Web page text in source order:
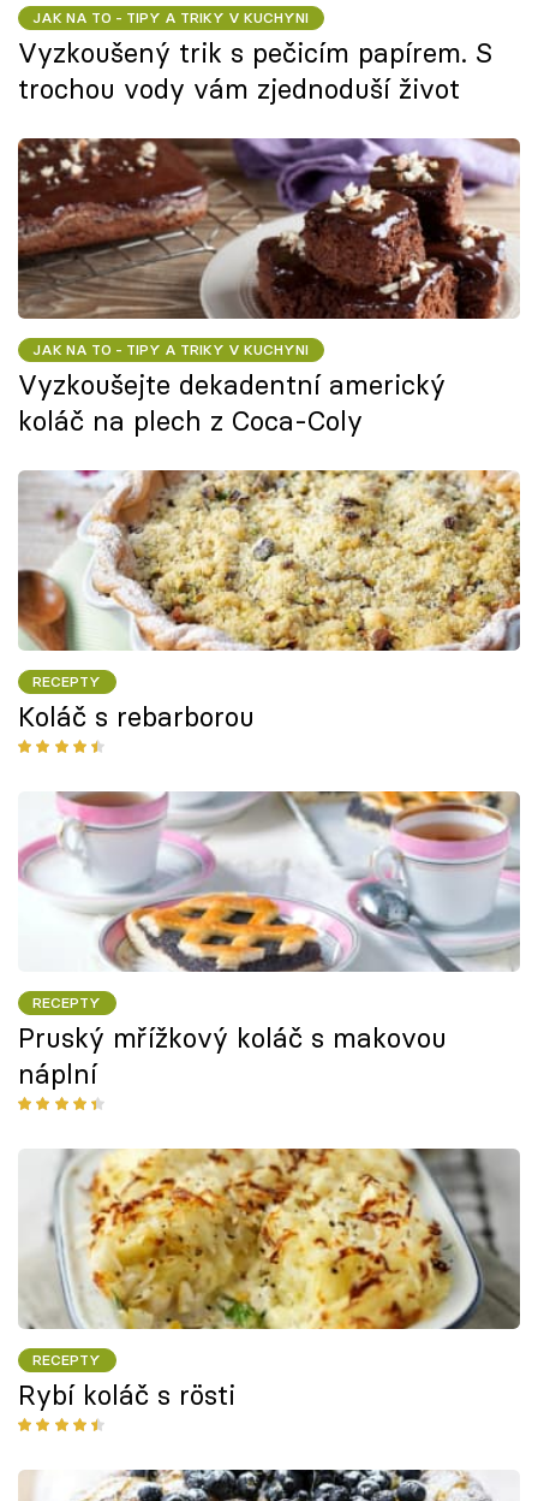
JAK NA TO - TIPY A TRIKY V KUCHYNI
Vyzkoušený trik s pečicím papírem. S
trochou vody vám zjednoduší život
JAK NA TO - TIPY A TRIKY V KUCHYNI
Vyzkoušejte dekadentní americký
koláč na plech z Coca-Coly
RECEPTY
Koláč s rebarborou
RECEPTY
Pruský mřížkový koláč s makovou
náplní
RECEPTY
Rybí koláč s rösti